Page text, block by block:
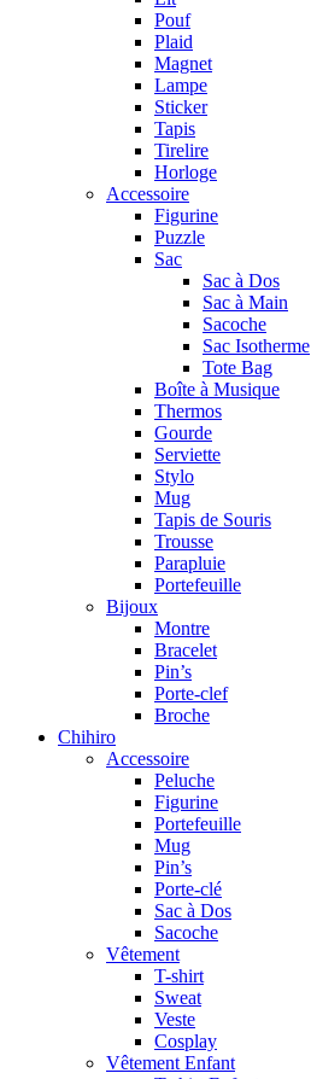
Pouf
Plaid
Magnet
Lampe
Sticker
Tapis
Tirelire
Horloge
Accessoire
Figurine
Puzzle
Sac
Sac à Dos
Sac à Main
Sacoche
Sac Isotherme
Tote Bag
Boîte à Musique
Thermos
Gourde
Serviette
Stylo
Mug
Tapis de Souris
Trousse
Parapluie
Portefeuille
Bijoux
Montre
Bracelet
Pin’s
Porte-clef
Broche
Chihiro
Accessoire
Peluche
Figurine
Portefeuille
Mug
Pin’s
Porte-clé
Sac à Dos
Sacoche
Vêtement
T-shirt
Sweat
Veste
Cosplay
Vêtement Enfant